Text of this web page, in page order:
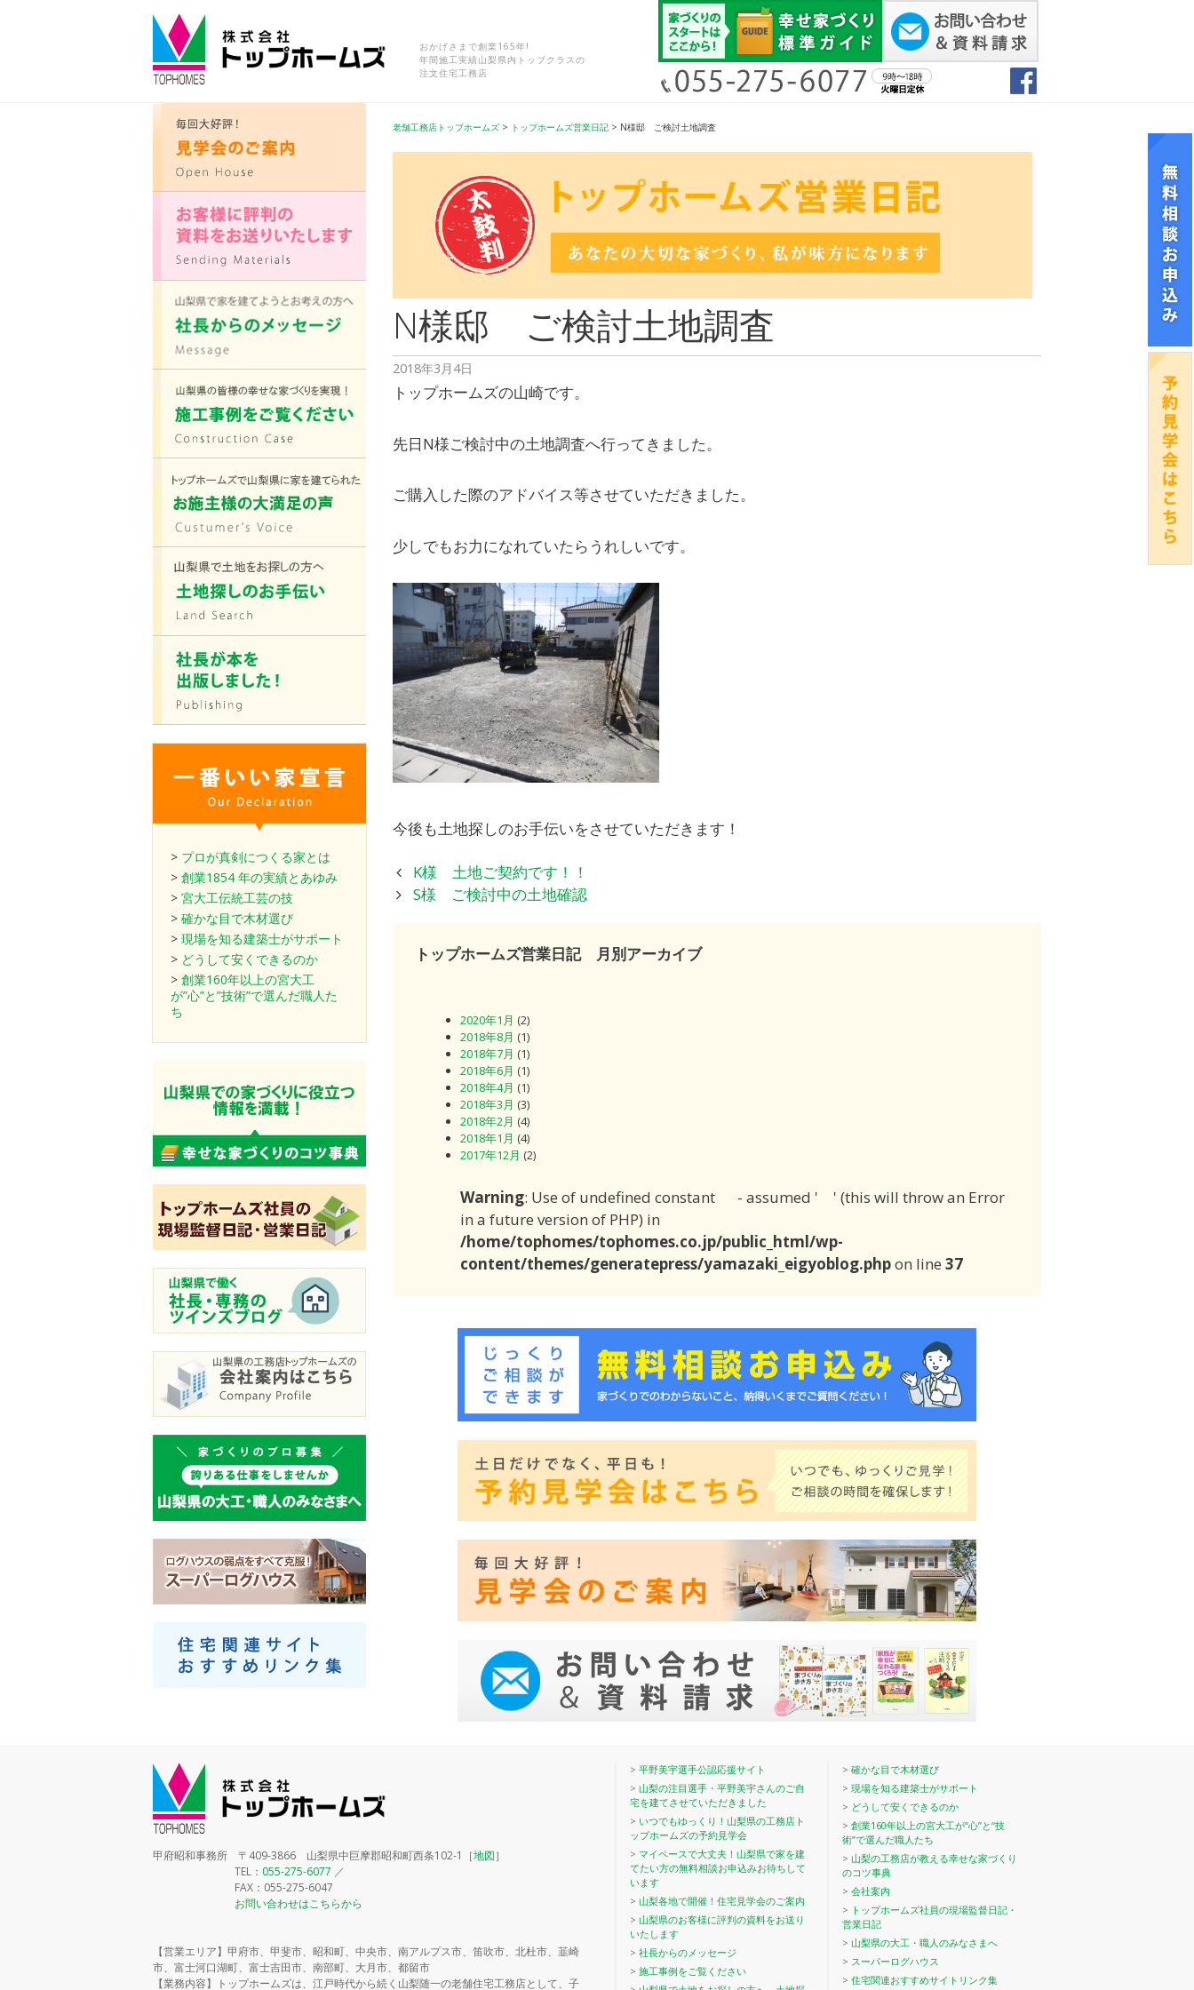
おかげさまで創業165年!
年間施工実績山梨県内トップクラスの
注文住宅工務店
老舗工務店トップホームズ > トップホームズ営業日記 > N様邸 ご検討土地調査
N様邸 ご検討土地調査
2018年3月4日
トップホームズの山崎です。
先日N様ご検討中の土地調査へ行ってきました。
ご購入した際のアドバイス等させていただきました。
少しでもお力になれていたらうれしいです。
今後も土地探しのお手伝いをさせていただきます！
投
稿
K様 土地ご契約です！！
S様 ご検討中の土地確認
トップホームズ営業日記 月別アーカイブ
2020年1月 (2)
2018年8月 (1)
2018年7月 (1)
2018年6月 (1)
2018年4月 (1)
2018年3月 (3)
2018年2月 (4)
2018年1月 (4)
2017年12月 (2)
Warning: Use of undefined constant - assumed ' ' (this will throw an Error
in a future version of PHP) in
/home/tophomes/tophomes.co.jp/public_html/wp-
content/themes/generatepress/yamazaki_eigyoblog.phpon line 37
> プロが真剣につくる家とは
> 創業1854 年の実績とあゆみ
> 宮大工伝統工芸の技
> 確かな目で木材選び
> 現場を知る建築士がサポート
> どうして安くできるのか
> 創業160年以上の宮大工
が”心”と”技術”で選んだ職人た
ち
甲府昭和事務所 〒409-3866 山梨県中巨摩郡昭和町西条102-1［地図］
TEL： 055-275-6077 ／
FAX：055-275-6047
お問い合わせはこちらから
【営業エリア】甲府市、甲斐市、昭和町、中央市、南アルプス市、笛吹市、北杜市、韮崎
市、富士河口湖町、富士吉田市、南部町、大月市、都留市
【業務内容】トップホームズは、江戸時代から続く山梨随一の老舗住宅工務店として、子
> 平野美宇選手公認応援サイト
> 山梨の注目選手・平野美宇さんのご自
宅を建てさせていただきました
> いつでもゆっくり！山梨県の工務店ト
ップホームズの予約見学会
> マイペースで大丈夫！山梨県で家を建
てたい方の無料相談お申込みお待ちして
います
> 山梨各地で開催！住宅見学会のご案内
> 山梨県のお客様に評判の資料をお送り
いたします
> 社長からのメッセージ
> 施工事例をご覧ください
> 確かな目で木材選び
> 現場を知る建築士がサポート
> どうして安くできるのか
> 創業160年以上の宮大工が“心”と“技
術”で選んだ職人たち
> 山梨の工務店が教える幸せな家づくり
のコツ事典
> 会社案内
> トップホームズ社員の現場監督日記・
営業日記
> 山梨県の大工・職人のみなさまへ
> スーパーログハウス
> 住宅関連おすすめサイトリンク集